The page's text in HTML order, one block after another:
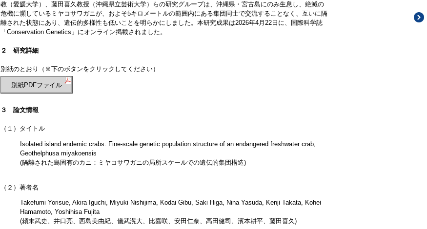
教（愛媛大学）、藤田喜久教授（沖縄県立芸術大学）らの研究グループは、沖縄県・宮古島にのみ生息し、絶滅の
危機に瀕しているミヤコサワガニが、およそ5キロメートルの範囲内にある集団同士で交流することなく、互いに隔
離された状態にあり、遺伝的多様性も低いことを明らかにしました。本研究成果は2026年4月22日に、国際科学誌
「Conservation Genetics」にオンライン掲載されました。
２ 研究詳細
別紙のとおり（※下のボタンをクリックしてください）
別紙PDFファイル
３ 論文情報
（１）タイトル
Isolated island endemic crabs: Fine-scale genetic population structure of an endangered freshwater crab,
Geothelphusa miyakoensis
(隔離された島固有のカニ：ミヤコサワガニの局所スケールでの遺伝的集団構造)
（２）著者名
Takefumi Yorisue, Akira Iguchi, Miyuki Nishijima, Kodai Gibu, Saki Higa, Nina Yasuda, Kenji Takata, Kohei
Hamamoto, Yoshihisa Fujita
(頼末武史、井口亮、西島美由紀、儀武滉大、比嘉咲、安田仁奈、高田健司、濱本耕平、藤田喜久)